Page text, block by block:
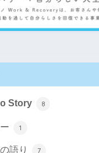
Story 8
1
語り 7